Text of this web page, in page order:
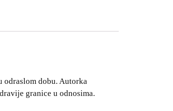
odraslom dobu. Autorka
granice u odnosima.